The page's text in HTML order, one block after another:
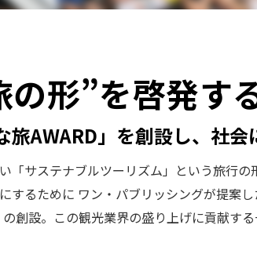
の形”を啓発す
旅AWARD」を創設し、社
「サステナブルツーリズム」という旅行
するために ワン・パブリッシングが提案
の創設。この観光業界の盛り上げに貢献す